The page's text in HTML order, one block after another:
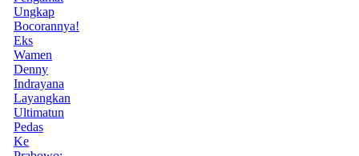
Ungkap
Bocorannya!
Eks
Wamen
Denny
Indrayana
Layangkan
Ultimatun
Pedas
Ke